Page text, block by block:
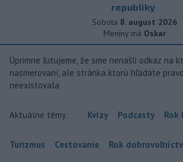
republiky
Sobota 8. august 2026
Meniny má Oskar
Úprimne ľutujeme, že sme nenašli odkaz na
nasmerovaní, ale stránka ktorú hľadáte
neexistovala
Aktuálne témy: Kvízy Podcasty Rok
Turizmus Cestovanie Rok